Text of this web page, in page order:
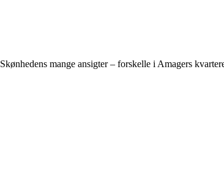
Skønhedens mange ansigter – forskelle i Amagers